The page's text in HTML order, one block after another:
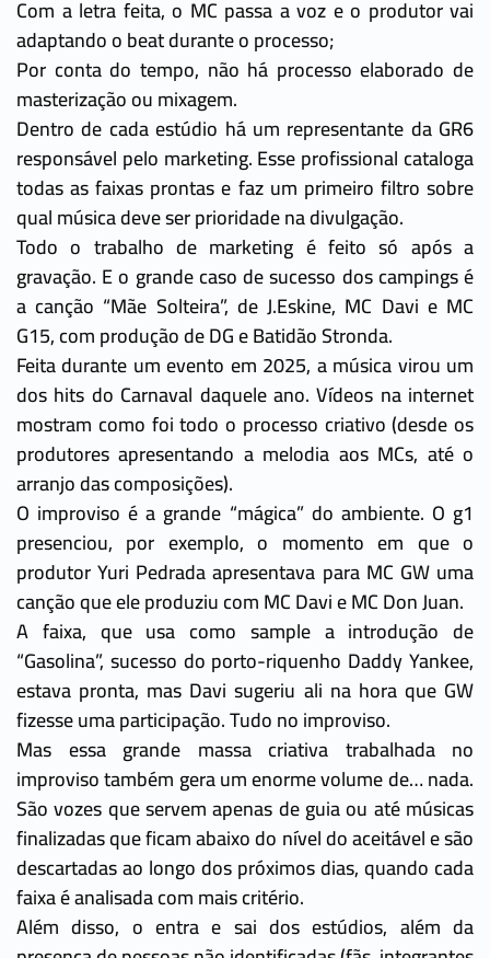
Com a letra feita, o MC passa a voz e o produtor vai
adaptando o beat durante o processo;
Por conta do tempo, não há processo elaborado de
masterização ou mixagem.
Dentro de cada estúdio há um representante da GR6
responsável pelo marketing. Esse profissional cataloga
todas as faixas prontas e faz um primeiro filtro sobre
qual música deve ser prioridade na divulgação.
Todo o trabalho de marketing é feito só após a
gravação. E o grande caso de sucesso dos campings é
a canção “Mãe Solteira”, de J.Eskine, MC Davi e MC
G15, com produção de DG e Batidão Stronda.
Feita durante um evento em 2025, a música virou um
dos hits do Carnaval daquele ano. Vídeos na internet
mostram como foi todo o processo criativo (desde os
produtores apresentando a melodia aos MCs, até o
arranjo das composições).
O improviso é a grande “mágica” do ambiente. O g1
presenciou, por exemplo, o momento em que o
produtor Yuri Pedrada apresentava para MC GW uma
canção que ele produziu com MC Davi e MC Don Juan.
A faixa, que usa como sample a introdução de
“Gasolina”, sucesso do porto-riquenho Daddy Yankee,
estava pronta, mas Davi sugeriu ali na hora que GW
fizesse uma participação. Tudo no improviso.
Mas essa grande massa criativa trabalhada no
improviso também gera um enorme volume de… nada.
São vozes que servem apenas de guia ou até músicas
finalizadas que ficam abaixo do nível do aceitável e são
descartadas ao longo dos próximos dias, quando cada
faixa é analisada com mais critério.
Além disso, o entra e sai dos estúdios, além da